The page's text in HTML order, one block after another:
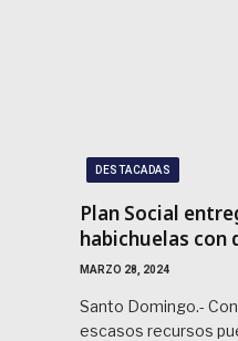
DESTACADAS
Plan Social
habichuelas con
MARZO 28, 2024
Santo Domingo.-
escasos recursos